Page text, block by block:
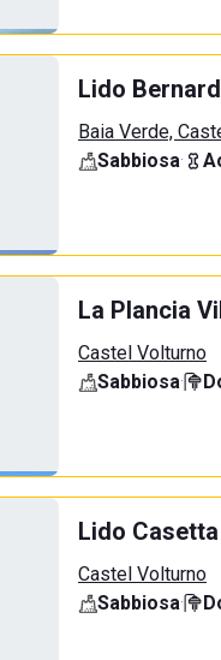
Lido
Baia Verde,
Sabbiosa·
La Plancia
Castel Volturno
Sabbiosa·
Lido
Castel Volturno
Sabbiosa·